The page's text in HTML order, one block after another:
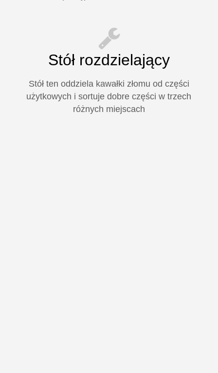
Stół rozdzielający
Stół ten oddziela kawałki złomu od części
użytkowych i sortuje dobre części w trzech
różnych miejscach